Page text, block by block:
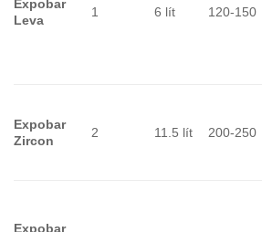
Expobar
Leva
1 6 lít 120-150
Expobar
Zircon
2 11.5 lít 200-250
Expobar